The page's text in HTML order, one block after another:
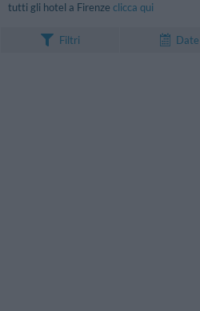
tutti gli hotel a Firenze clicca qui
Filtri Date